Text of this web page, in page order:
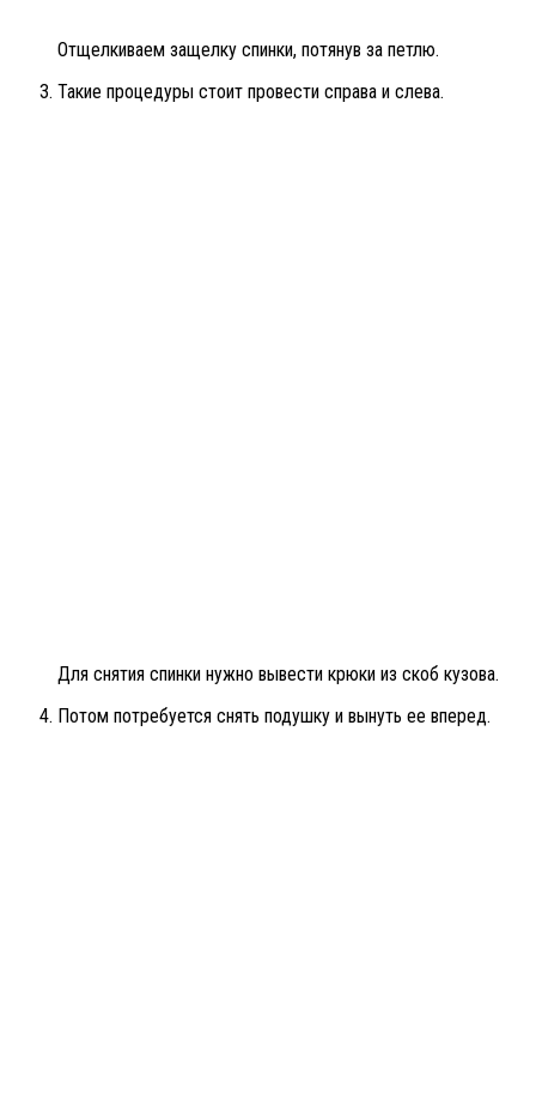
Отщелкиваем защелку спинки, потянув за петлю.
Такие процедуры стоит провести справа и слева.
Для снятия спинки нужно вывести крюки из скоб кузова.
Потом потребуется снять подушку и вынуть ее вперед.